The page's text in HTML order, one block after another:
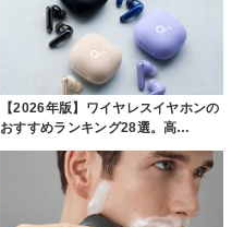
【2026年版】ワイヤレスイヤホンの
おすすめランキング28選。高…